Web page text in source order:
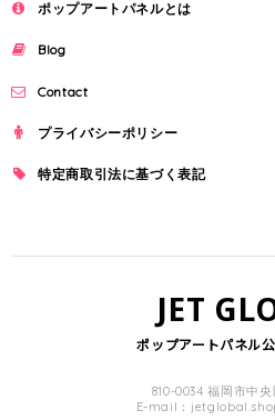
ポップアートパネルとは
Blog
Contact
プライバシーポリシー
特定商取引法に基づく表記
JET
ポップアートパネル
810-0034 福岡市中央
E-mail：